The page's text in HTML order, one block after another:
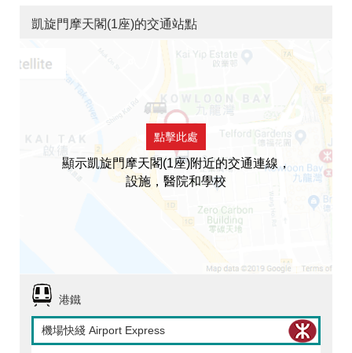
凱旋門摩天閣(1座)的交通站點
點擊此處
顯示凱旋門摩天閣(1座)附近的交通連線，
設施，醫院和學校
港鐵
機場快綫 Airport Express